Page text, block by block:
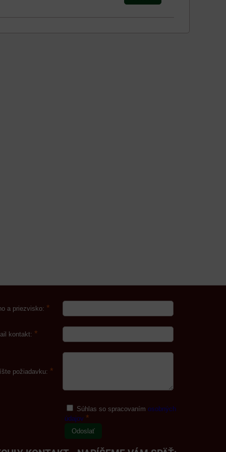
a priezvisko: *
kontakt: *
požiadavku: *
Súhlas so spracovanímosobných
údajov *
Odoslať